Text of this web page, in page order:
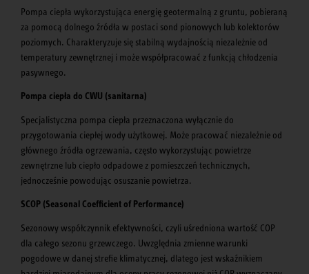
Pompa ciepła wykorzystująca energię geotermalną z gruntu, pobieraną
za pomocą dolnego źródła w postaci sond pionowych lub kolektorów
poziomych. Charakteryzuje się stabilną wydajnością niezależnie od
temperatury zewnętrznej i może współpracować z funkcją chłodzenia
pasywnego.
Pompa ciepła do CWU (sanitarna)
Specjalistyczna pompa ciepła przeznaczona wyłącznie do
przygotowania ciepłej wody użytkowej. Może pracować niezależnie od
głównego źródła ogrzewania, często wykorzystując powietrze
zewnętrzne lub ciepło odpadowe z pomieszczeń technicznych,
jednocześnie powodując osuszanie powietrza.
SCOP (Seasonal Coefficient of Performance)
Sezonowy współczynnik efektywności, czyli uśredniona wartość COP
dla całego sezonu grzewczego. Uwzględnia zmienne warunki
pogodowe w danej strefie klimatycznej, dlatego jest wskaźnikiem